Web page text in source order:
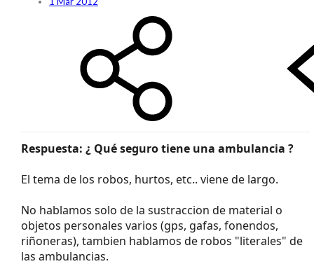
Respuesta: ¿ Qué seguro tiene una ambulancia ?
El tema de los robos, hurtos, etc.. viene de largo.
No hablamos solo de la sustraccion de material o
objetos personales varios (gps, gafas, fonendos,
riñoneras), tambien hablamos de robos "literales" de
las ambulancias.